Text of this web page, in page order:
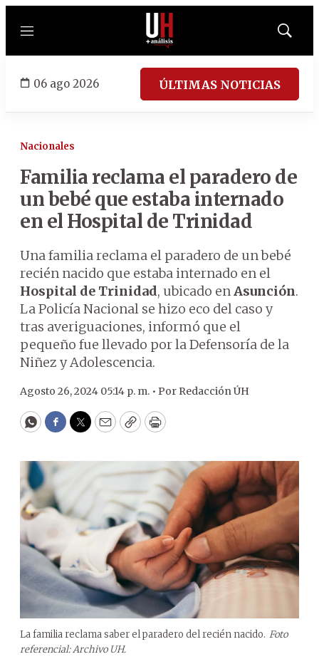
Menú
Mostrar
06 ago 2026 ÚLTIMAS NOTICIAS
Nacionales
Familia reclama el paradero de
un bebé que estaba internado
en el Hospital de Trinidad
Una familia reclama el paradero de un bebé
recién nacido que estaba internado en el
Hospital de Trinidad, ubicado enAsunción.
La Policía Nacional se hizo eco del caso y
tras averiguaciones, informó que el
pequeño fue llevado por la Defensoría de la
Niñez y Adolescencia.
Agosto 26, 2024 05:14 p. m. • Por Redacción ÚH
WhatsApp
Facebook
Twitter
EmailCopyPrint
La familia reclama saber el paradero del recién nacido. Foto
referencial: Archivo UH.